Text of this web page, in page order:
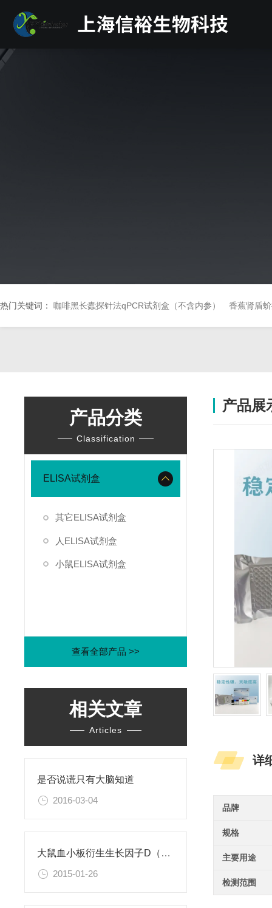
热门关键词： 咖啡黑长蠹探针法qPCR试剂盒（不含内参） 香蕉肾盾
产品分类
Classification
ELISA试剂盒
其它ELISA试剂盒
人ELISA试剂盒
小鼠ELISA试剂盒
查看全部产品 >>
相关文章
Articles
是否说谎只有大脑知道
2016-03-04
大鼠血小板衍生生长因子D（PDGFD）ELISA试剂盒
2015-01-26
产品展
详
品牌
规格
主要用途
检测范围